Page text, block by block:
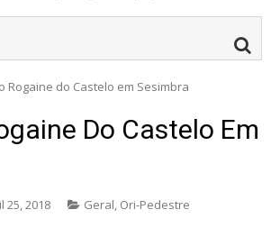
Rogaine do Castelo em Sesimbra
Do Castelo Em
25, 2018 Geral, Ori-Pedestre